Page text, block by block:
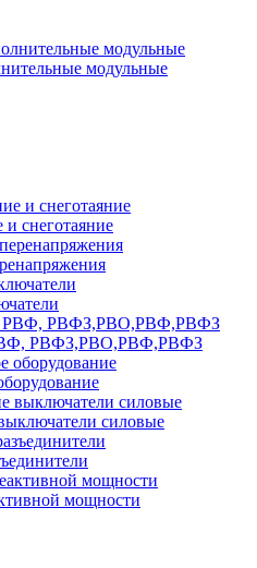
модульные
снеготаяние
РВФЗ,РВО,РВФ,РВФЗ
cиловые
мощности